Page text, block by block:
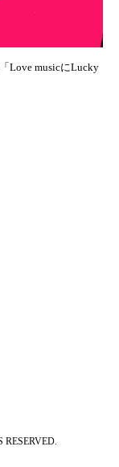
Love musicにLucky